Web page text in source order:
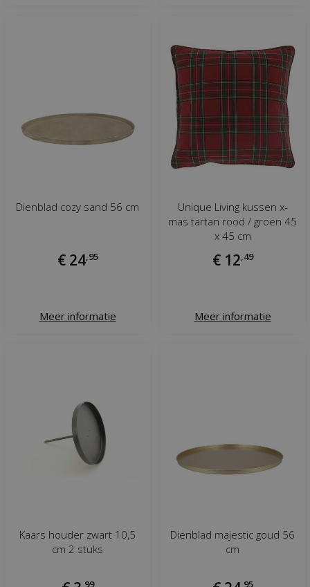
Dienblad cozy sand 56 cm
€ 24 95
Meer informatie
Unique Living kussen x-
mas tartan rood / groen 45
x 45 cm
€ 12 49
Meer informatie
Kaars houder zwart 10,5
cm 2 stuks
99
Dienblad majestic goud 56
cm
95